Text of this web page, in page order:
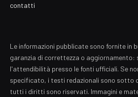
contatti
Le informazioni pubblicate sono fornite in
garanzia di correttezza o aggiornamento:
l'attendibilità presso le fonti ufficiali. Se
specificato, i testi redazionali sono sotto
tutti i diritti sono riservati. Immagini e